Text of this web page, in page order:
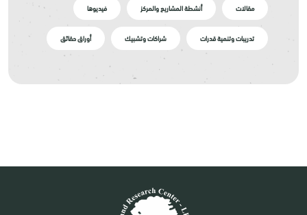
مقالات أنشطة المشاريع والمركز فيديوها
تدريبات وتنمية قدرات شراكات وتشبيك أوراق حقائق